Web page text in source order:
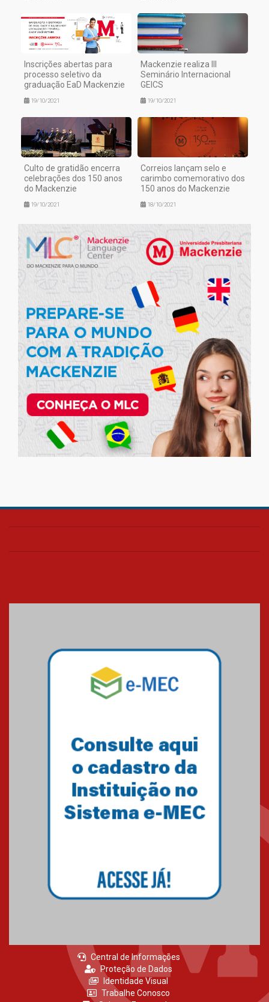
Inscrições abertas para
processo seletivo da
graduação EaD Mackenzie
19/10/2021
Mackenzie realiza III
Seminário Internacional
GEICS
19/10/2021
Culto de gratidão encerra
celebrações dos 150 anos
do Mackenzie
19/10/2021
Correios lançam selo e
carimbo comemorativo dos
150 anos do Mackenzie
18/10/2021
Central de Informações
Proteção de Dados
Identidade Visual
Trabalhe Conosco